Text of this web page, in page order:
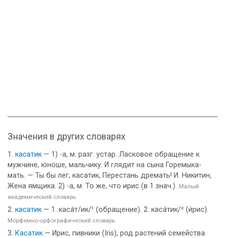
Значения в других словарях
касатик — 1) -а, м. разг. устар. Ласковое обращение к
мужчине, юноше, мальчику. И глядит на сына Горемыка-
мать. — Ты бы лег, касатик, Перестань дремать! И. Никитин,
Жена ямщика. 2) -а, м. То же, что ирис (в 1 знач.). Малый
академический словарь
касатик — 1. каса́т/ик/¹ (обращение). 2. каса́тик/² (и́рис).
Морфемно-орфографический словарь
Касатик — Ирис, пивники (Iris), род растений семейства